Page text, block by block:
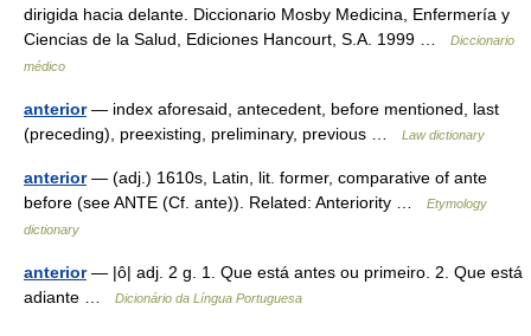
dirigida hacia delante. Diccionario Mosby Medicina, Enfermería y
Ciencias de la Salud, Ediciones Hancourt, S.A. 1999 …
Diccionario
médico
anterior— index aforesaid, antecedent, before mentioned, last
(preceding), preexisting, preliminary, previous …
Law dictionary
anterior— (adj.) 1610s, Latin, lit. former, comparative of ante
before (see ANTE (Cf. ante)). Related: Anteriority …
Etymology
dictionary
anterior— |ô| adj. 2 g. 1. Que está antes ou primeiro. 2. Que está
adiante …
Dicionário da Língua Portuguesa